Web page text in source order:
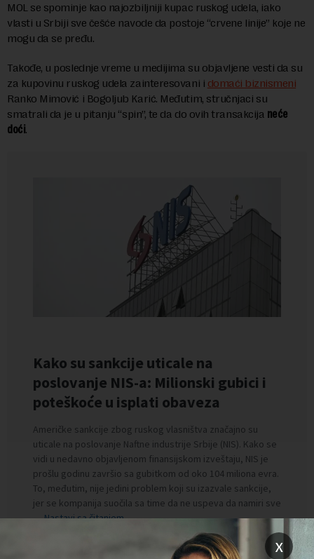
MOL se spominje kao najozbiljniji kupac ruskog udela, iako
vlasti u Srbiji sve češće navode da postoje “crvene linije” koje ne
mogu da se pređu.
Takođe, u poslednje vreme u medijima su objavljene vesti da su
za kupovinu ruskog udela zainteresovani i domaći biznismeni
Ranko Mimović i Bogoljub Karić. Međutim, stručnjaci su
smatrali da je u pitanju “spin”, te da do ovih transakcija neće
doći.
x